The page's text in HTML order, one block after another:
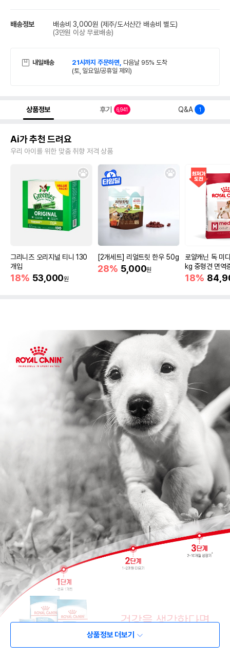
배송정보 배송비 3,000원 (제주/도서산간 배송비 별도)
(3만원 이상 무료배송)
내일배송 21시까지 주문하면, 다음날 95% 도착
(토, 일요일/공휴일 제외)
상품정보 후기 6,941 Q&A 1
Ai가 추천 드려요
우리 아이를 위한 맞춤 취향 저격 상품
그리니즈 오리지널 티니 130
개입
18% 53,000원
[2개세트] 리얼트릿 한우 50g
28% 5,000원
로얄캐닌 독 미
kg 중형견 면역
18%
상품정보 더보기